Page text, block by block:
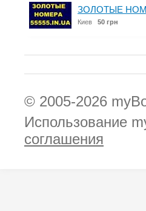
ЗОЛОТЫЕ
Киев 50 грн
© 2005-2026
Использование
соглашения